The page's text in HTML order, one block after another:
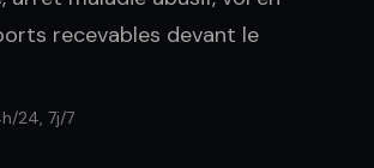
recevables devant le
24, 7j/7